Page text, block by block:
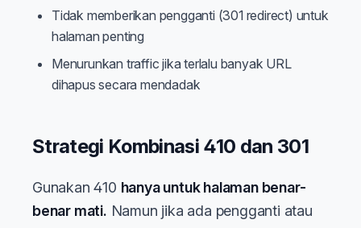
Tidak memberikan pengganti (301 redirect) untuk
halaman penting
Menurunkan traffic jika terlalu banyak URL
dihapus secara mendadak
Strategi Kombinasi 410 dan 301
Gunakan 410 hanya untuk halaman benar-
benar mati. Namun jika ada pengganti atau